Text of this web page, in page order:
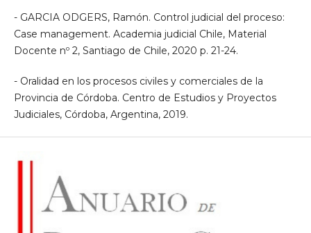
- GARCIA ODGERS, Ramón. Control judicial del proceso:
Case management. Academia judicial Chile, Material
Docente nº 2, Santiago de Chile, 2020 p. 21-24.
- Oralidad en los procesos civiles y comerciales de la
Provincia de Córdoba. Centro de Estudios y Proyectos
Judiciales, Córdoba, Argentina, 2019.